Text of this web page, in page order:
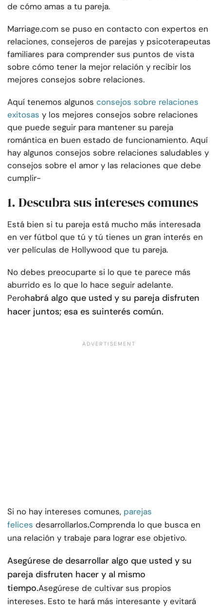
de cómo amas a tu pareja.
Marriage.com se puso en contacto con expertos en
relaciones, consejeros de parejas y psicoterapeutas
familiares para comprender sus puntos de vista
sobre cómo tener la mejor relación y recibir los
mejores consejos sobre relaciones.
Aquí tenemos algunos consejos sobre relaciones
exitosas y los mejores consejos sobre relaciones
que puede seguir para mantener su pareja
romántica en buen estado de funcionamiento. Aquí
hay algunos consejos sobre relaciones saludables y
consejos sobre el amor y las relaciones que debe
cumplir-
1. Descubra sus intereses comunes
Está bien si tu pareja está mucho más interesada
en ver fútbol que tú y tú tienes un gran interés en
ver películas de Hollywood que tu pareja.
No debes preocuparte si lo que te parece más
aburrido es lo que lo hace seguir adelante.
Perohabrá algo que usted y su pareja disfruten
hacer juntos; esa es suinterés común.
Si no hay intereses comunes, parejas
felices desarrollarlos.Comprenda lo que busca en
una relación y trabaje para lograr ese objetivo.
Asegúrese de desarrollar algo que usted y su
pareja disfruten hacer y al mismo
tiempo.Asegúrese de cultivar sus propios
intereses. Esto te hará más interesante y evitará